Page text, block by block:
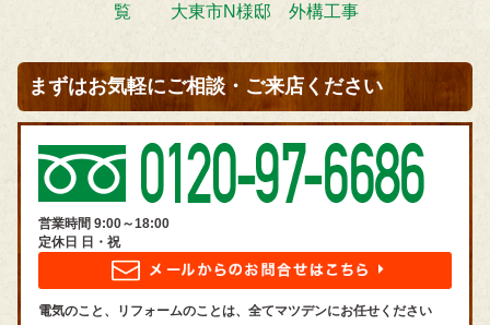
覧
大東市N様邸 外構工事
まずはお気軽にご相談・ご来店ください
営業時間 9:00～18:00
定休日 日・祝
電気のこと、リフォームのことは、全てマツデンにお任せください